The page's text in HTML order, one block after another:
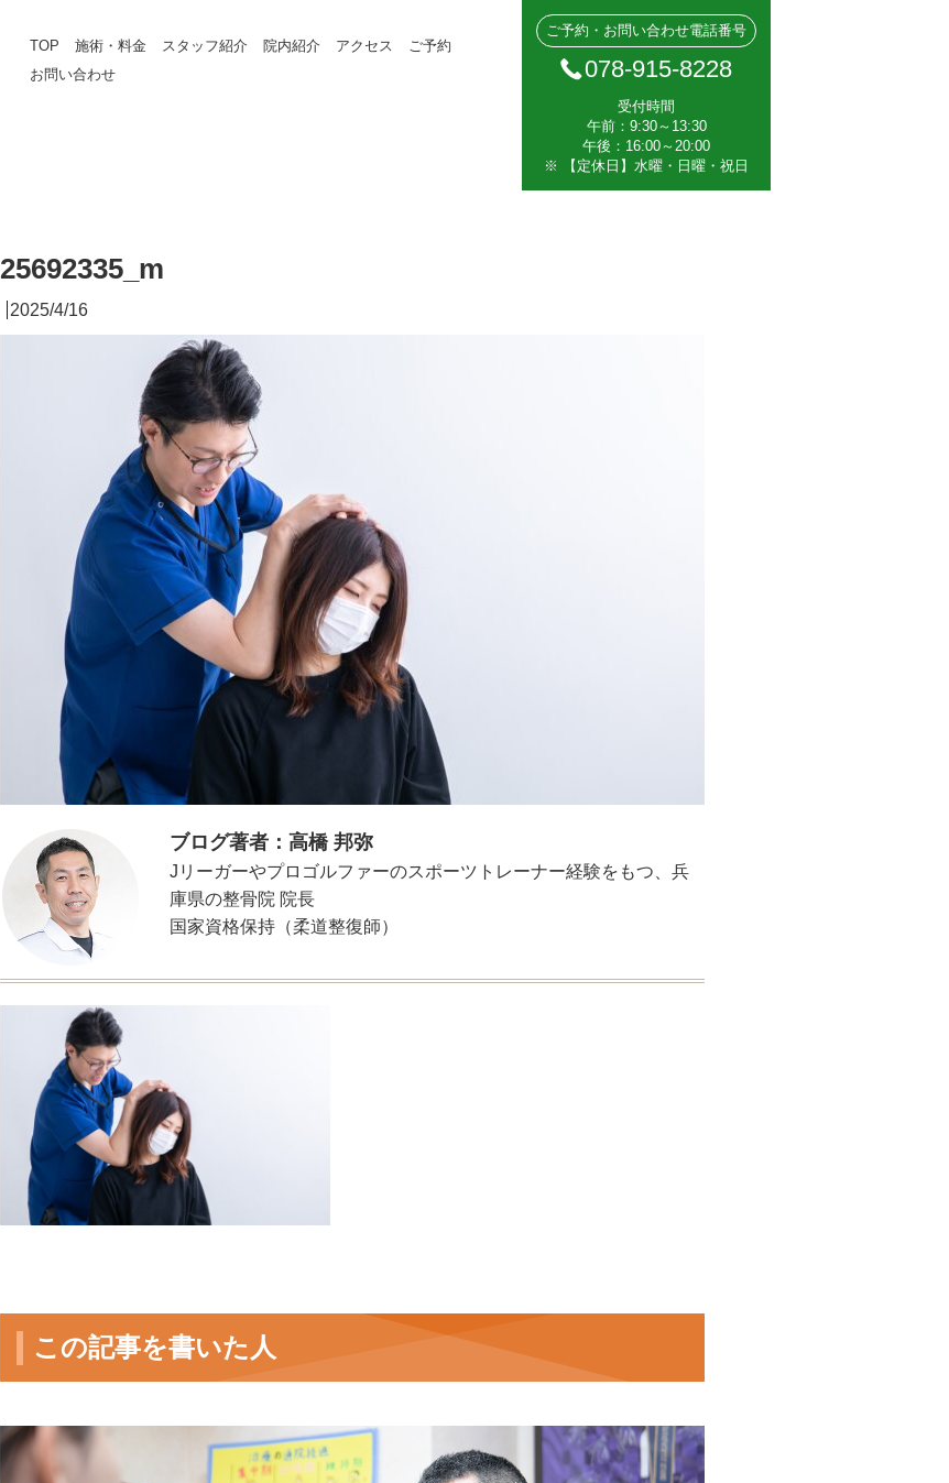
TOP 施術・料金 スタッフ紹介 院内紹介 アクセス
ご予約
お問い合わせ
ご予約・お問い合わせ電話番号
078-915-8228
受付時間
午前：9:30～13:30
午後：16:00～20:00
※ 【定休日】水曜・日曜・祝日
25692335_m
2025/4/16
ブログ著者：高橋 邦弥
Jリーガーやプロゴルファーのスポーツトレーナー経験をもつ、兵
庫県の整骨院 院長
国家資格保持（柔道整復師）
この記事を書いた人